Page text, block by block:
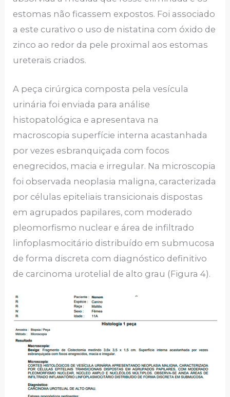
estomas não ficassem expostos. Foi associado
a este curativo o uso de nistatina com óxido de
zinco ao redor da pele proximal aos estomas
ureterais criados.
A peça cirúrgica composta pela vesícula
urinária foi enviada para análise
histopatológica e apresentava na
macroscopia superfície interna acastanhada
por vezes esbranquiçada com focos
enegrecidos, macia e irregular. Na microscopia
foi observada neoplasia maligna, caracterizada
por células epiteliais transicionais dispostas
em agrupados papilares, com moderado
pleomorfismo nuclear e área de infiltrado
linfoplasmocitário distribuído em submucosa
de forma discreta com diagnóstico definitivo
de carcinoma urotelial de alto grau (Figura 4).